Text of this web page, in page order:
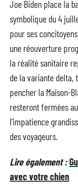
Joe Biden place la
symbolique du 4
pour ses
une réouverture
la réalité sanitaire
de la variante delta,
pencher la Maison-
resteront fermées
l’impatience
des voyageurs.
Lire également :
avec votre chien